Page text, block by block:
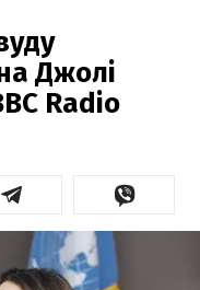
Джолі
Radio